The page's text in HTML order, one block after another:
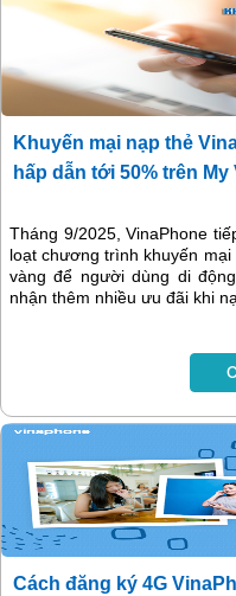
Khuyến mại nạp thẻ
hấp dẫn tới 50% trên My
Tháng 9/2025, VinaPhone
loạt chương trình khuyến
vàng để người dùng di
nhận thêm nhiều ưu đãi khi
Cách đăng ký 4G